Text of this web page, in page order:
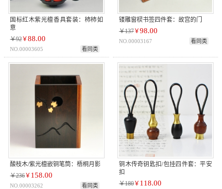
国标红木紫光檀香具套装：柿柿如
意
￥92￥88.00
NO.00003605 看同类
镂雕窗棂书签四件套：故宫的门
￥137￥98.00
NO.00003167 看同类
酸枝木/紫光檀嵌铜笔筒：梧桐月影
￥236￥ 158.00
NO.00003262 看同类
铜木传奇钥匙扣/包挂四件套：平安
扣
￥180￥ 118.00